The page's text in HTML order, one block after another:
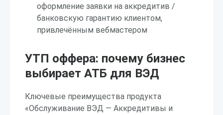
оформление заявки на аккредитив /
банковскую гарантию клиентом,
привлечённым вебмастером
УТП оффера: почему бизнес
выбирает АТБ для ВЭД
Ключевые преимущества продукта
«Обслуживание ВЭД — Аккредитивы и